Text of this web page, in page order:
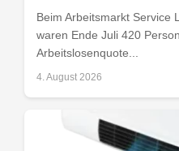
Beim Arbeitsmarkt Service
waren Ende Juli 420
Arbeitslosenquote...
4. August 2026